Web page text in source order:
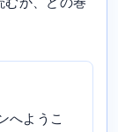
へようこ